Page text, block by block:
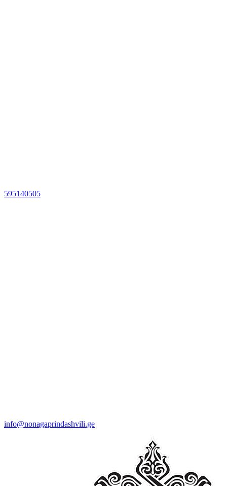
595140505
info@nonagaprindashvili.ge